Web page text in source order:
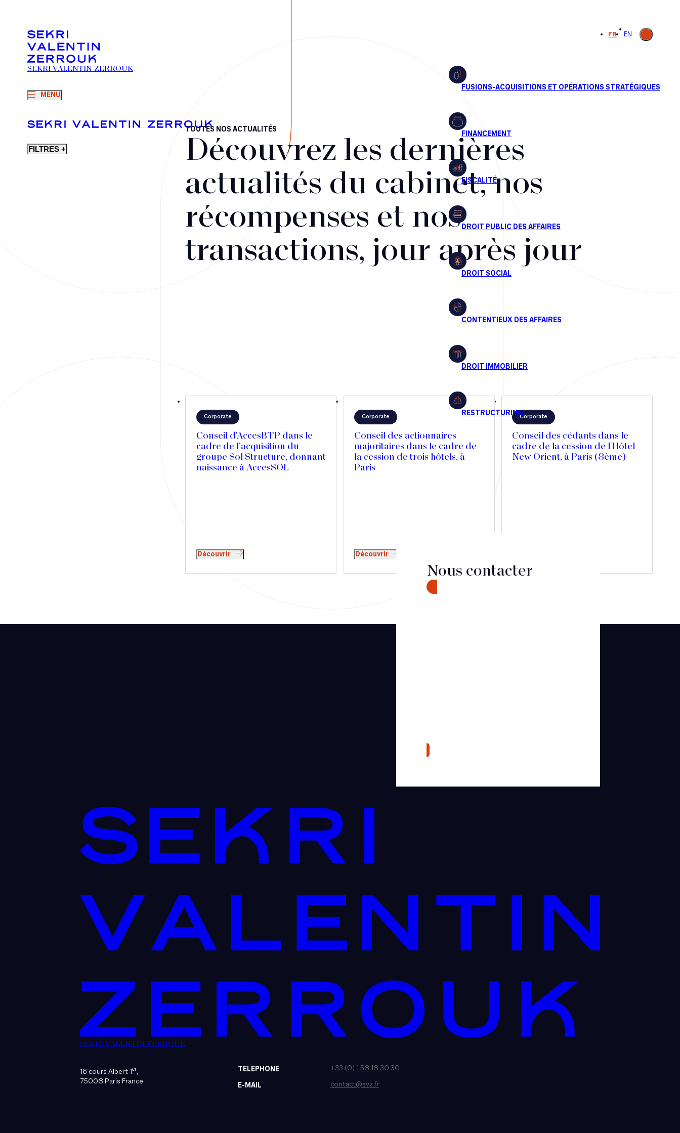
MENU
SEKRI VALENTIN ZERROUK
FR EN
Ouvrir la
recherche
FILTRES +
TOUTES NOS ACTUALITÉS
Découvrez les dernières
actualités du cabinet, nos
récompenses et nos
transactions, jour après jour
Corporate
Conseil d'AccesBTP dans le
cadre de l’acquisition du
groupe Sol Structure, donnant
naissance à AccesSOL
Découvrir
Corporate
Conseil des actionnaires
majoritaires dans le cadre de
la cession de trois hôtels, à
Paris
Découvrir
Corporate
Conseil des cédants dans le
cadre de la cession de l'Hôtel
New Orient, à Paris (8ème)
Nous contacter
CONTACT
SEKRI VALENTIN ZERROUK
16 cours Albert 1er,
75008 Paris France
TELEPHONE +33 (0) 1 58 18 30 30
E-MAIL contact@svz.fr